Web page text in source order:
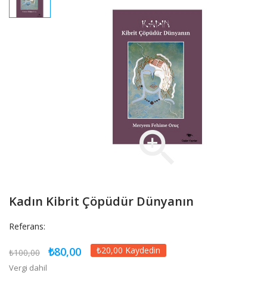

Kadın Kibrit Çöpüdür Dünyanın
Referans:
₺100,00 ₺80,00 ₺20,00 Kaydedin
Vergi dahil